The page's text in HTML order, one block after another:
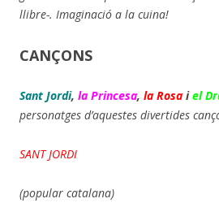
llibre-. Imaginació a la cuina!
CANÇONS
Sant Jordi, la Princesa, la Rosa iel
personatges d’aquestes divertides
SANT JORDI
(popular catalana)